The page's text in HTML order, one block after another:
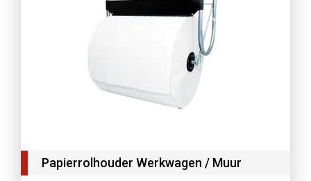
Papierrolhouder Werkwagen / Muur